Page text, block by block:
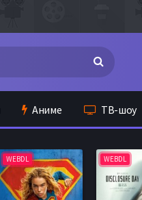
Аниме ТВ-шоу
WEBDL WEBDL